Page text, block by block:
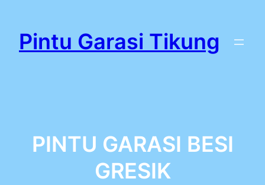
kontenPintu Garasi Tikung
PINTU GARASI BESI
GRESIK